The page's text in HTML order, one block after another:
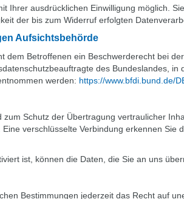
Ihrer ausdrücklichen Einwilligung möglich.
der bis zum Widerruf erfolgten
Aufsichtsbehörde
dem Betroffenen ein Beschwerderecht bei
des Bundeslandes,
werden: https://www.bfdi.bund.de/
Schutz der Übertragung vertraulicher
verschlüsselte Verbindung erkennen
ist, können die Daten, die Sie an uns
Bestimmungen jederzeit das Recht auf